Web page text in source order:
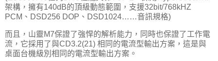
架構，擁有140dB的頂級動態範圍，支援32bit/768kHZ
PCM、DSD256 DOP、DSD1024……音訊規格)
而且，山靈M7保證了強悍的解析能力，同時也保證了工作電
流，它採用了與CD3.2(21) 相同的電流型輸出方案，這是與
桌面台機級別相同的電流型輸出方案。